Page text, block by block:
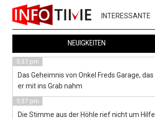
INTERESSANTE
NEUIGKEITEN
5:37 pm
Das Geheimnis von Onkel Freds Garage, das
er mit ins Grab nahm
5:37 pm
Die Stimme aus der Höhle rief nicht um Hilfe